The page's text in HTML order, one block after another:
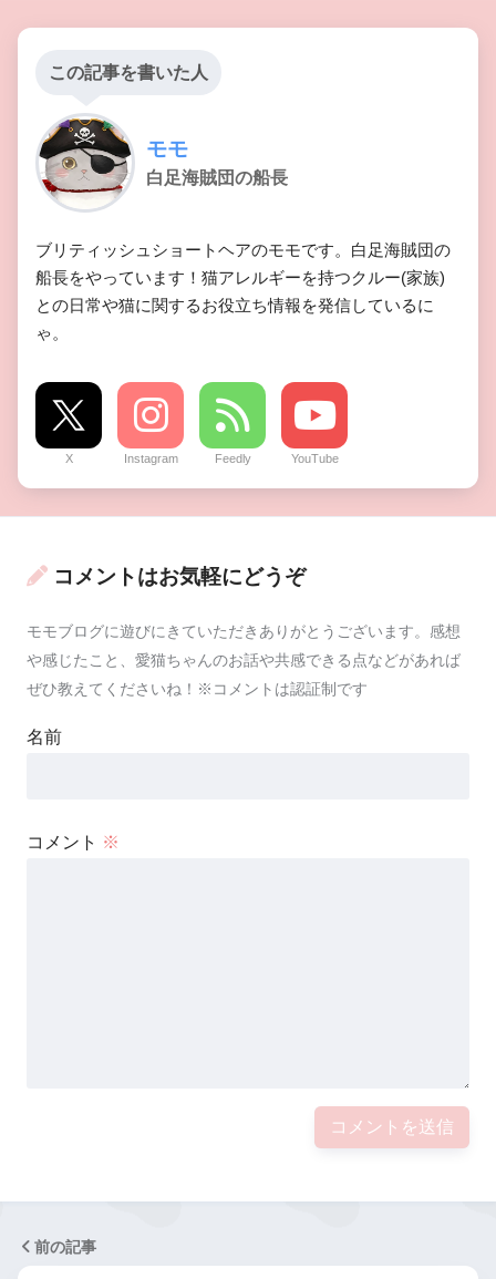
この記事を書いた人
モモ
白足海賊団の船長
ブリティッシュショートヘアのモモです。白足海賊団の
船長をやっています！猫アレルギーを持つクルー(家族)
との日常や猫に関するお役立ち情報を発信しているに
ゃ。
X Instagram Feedly YouTube
コメントはお気軽にどうぞ
モモブログに遊びにきていただきありがとうございます。感想
や感じたこと、愛猫ちゃんのお話や共感できる点などがあれば
ぜひ教えてくださいね！※コメントは認証制です
名前
コメント ※
前の記事